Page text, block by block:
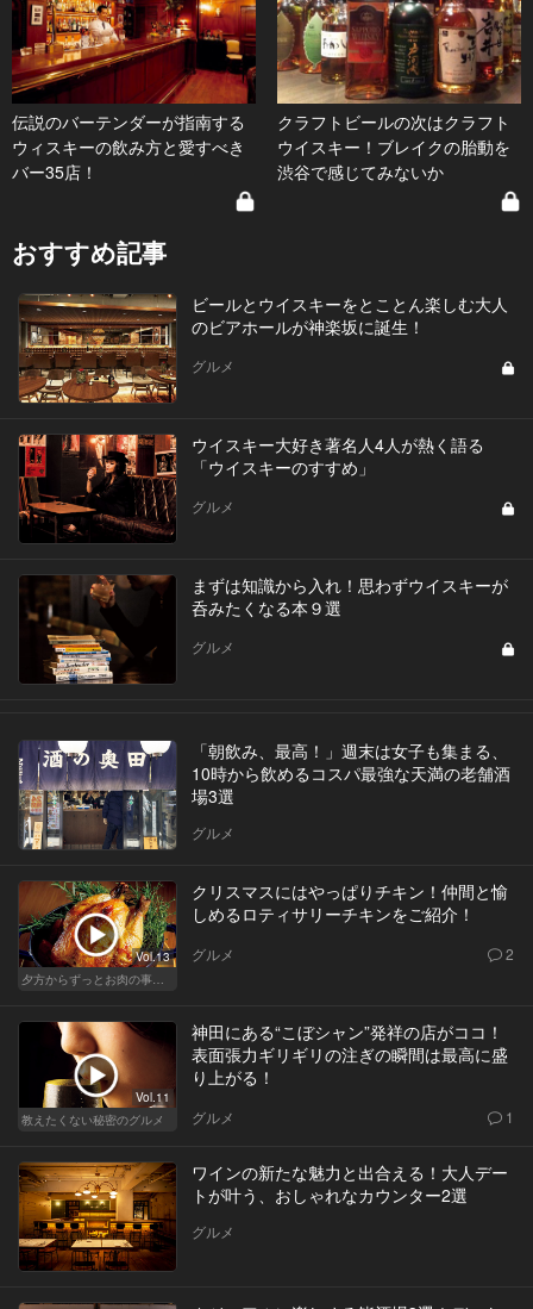
伝説のバーテンダーが指南する
ウィスキーの飲み方と愛すべき
バー35店！
クラフトビールの次はクラフト
ウイスキー！ブレイクの胎動を
渋谷で感じてみないか
おすすめ記事
ビールとウイスキーをとことん楽しむ大人
のビアホールが神楽坂に誕生！
グルメ
ウイスキー大好き著名人4人が熱く語る
「ウイスキーのすすめ」
グルメ
まずは知識から入れ！思わずウイスキーが
呑みたくなる本９選
グルメ
「朝飲み、最高！」週末は女子も集まる、
10時から飲めるコスパ最強な天満の老舗酒
場3選
グルメ
Vol.13
夕方からずっとお肉の事を考えてる貴方へ
クリスマスにはやっぱりチキン！仲間と愉
しめるロティサリーチキンをご紹介！
グルメ 2
Vol.11
教えたくない秘密のグルメ
神田にある“こぼシャン”発祥の店がココ！
表面張力ギリギリの注ぎの瞬間は最高に盛
り上がる！
グルメ 1
ワインの新たな魅力と出合える！大人デー
トが叶う、おしゃれなカウンター2選
グルメ